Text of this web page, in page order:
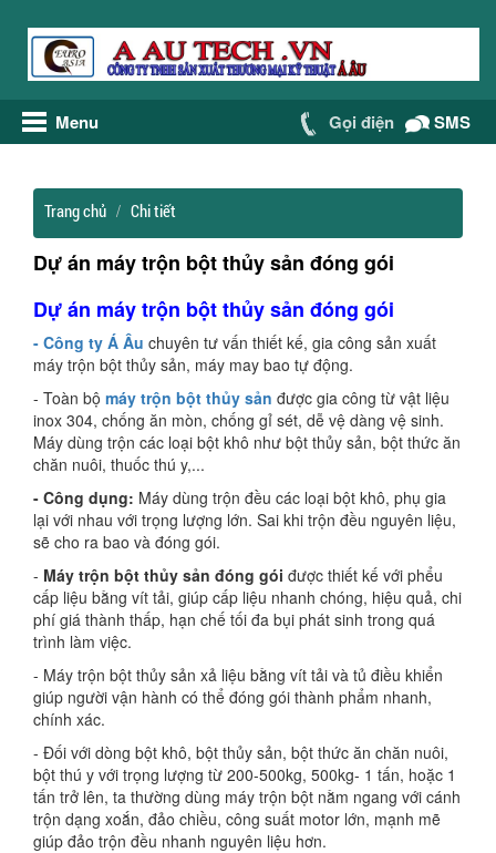
Menu Gọi điện SMS
Trang chủ Chi tiết
Dự án máy trộn bột thủy sản đóng gói
Dự án máy trộn bột thủy sản đóng gói
- Công ty Á Âu chuyên tư vấn thiết kế, gia công sản xuất
máy trộn bột thủy sản, máy may bao tự động.
- Toàn bộ máy trộn bột thủy sản được gia công từ vật liệu
inox 304, chống ăn mòn, chống gỉ sét, dễ vệ dàng vệ sinh.
Máy dùng trộn các loại bột khô như bột thủy sản, bột thức ăn
chăn nuôi, thuốc thú y,...
- Công dụng: Máy dùng trộn đều các loại bột khô, phụ gia
lại với nhau với trọng lượng lớn. Sai khi trộn đều nguyên liệu,
sẽ cho ra bao và đóng gói.
- Máy trộn bột thủy sản đóng gói được thiết kế với phểu
cấp liệu bằng vít tải, giúp cấp liệu nhanh chóng, hiệu quả, chi
phí giá thành thấp, hạn chế tối đa bụi phát sinh trong quá
trình làm việc.
- Máy trộn bột thủy sản xả liệu bằng vít tải và tủ điều khiển
giúp người vận hành có thể đóng gói thành phẩm nhanh,
chính xác.
- Đối với dòng bột khô, bột thủy sản, bột thức ăn chăn nuôi,
bột thú y với trọng lượng từ 200-500kg, 500kg- 1 tấn, hoặc 1
tấn trở lên, ta thường dùng máy trộn bột nằm ngang với cánh
trộn dạng xoắn, đảo chiều, công suất motor lớn, mạnh mẽ
giúp đảo trộn đều nhanh nguyên liệu hơn.